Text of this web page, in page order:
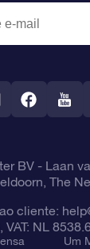
me to the stars
BV- Laan
The
cliente:
NL
Um